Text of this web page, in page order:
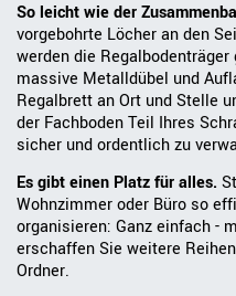
So leicht wie der
vorgebohrte Löcher an den
werden die
massive Metalldübel und
Regalbrett an Ort und Stelle
der Fachboden Teil Ihres
sicher und ordentlich zu
Es gibt einen Platz für alles.
Wohnzimmer oder Büro so
organisieren: Ganz einfach -
erschaffen Sie weitere
Ordner.